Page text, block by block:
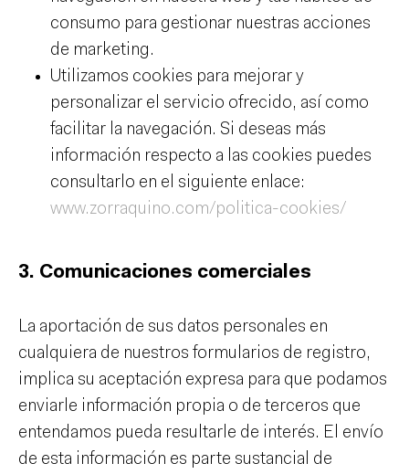
consumo para gestionar nuestras acciones
de marketing.
Utilizamos cookies para mejorar y
personalizar el servicio ofrecido, así como
facilitar la navegación. Si deseas más
información respecto a las cookies puedes
consultarlo en el siguiente enlace:
www.zorraquino.com/politica-cookies/
3. Comunicaciones comerciales
La aportación de sus datos personales en
cualquiera de nuestros formularios de registro,
implica su aceptación expresa para que podamos
enviarle información propia o de terceros que
entendamos pueda resultarle de interés. El envío
de esta información es parte sustancial de